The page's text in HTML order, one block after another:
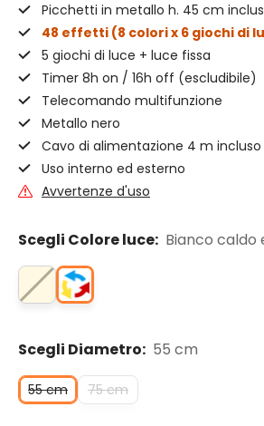
Picchetti in metallo h. 45 cm
48 effetti (8 colori x 6 giochi di
5 giochi di luce + luce fissa
Timer 8h on / 16h off (escludibile)
Telecomando multifunzione
Metallo nero
Cavo di alimentazione 4 m incluso
Uso interno ed esterno
Avvertenze d'uso
Scegli Colore luce: Bianco caldo
Scegli Diametro: 55 cm
55 cm 75 cm